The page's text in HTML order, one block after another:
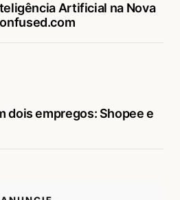
Artificial na Nova
dois empregos: Shopee e